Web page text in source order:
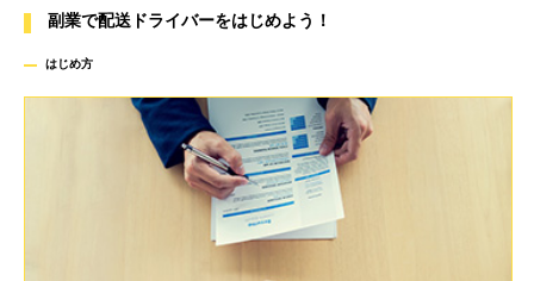
副業で配送ドライバーをはじめよう！
はじめ方